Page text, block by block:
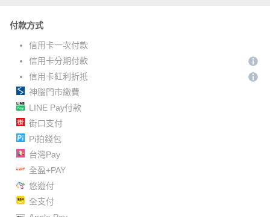
付款方式
信用卡一次付款
信用卡分期付款
信用卡紅利折抵
神腦門市繳費
LINE Pay付款
街口支付
Pi拍錢包
台灣Pay
全盈+PAY
悠遊付
全支付